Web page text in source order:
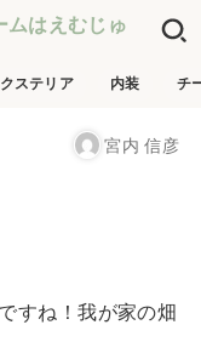
ステリア 内装 チ
宮内 信彦
すね！我が家の畑